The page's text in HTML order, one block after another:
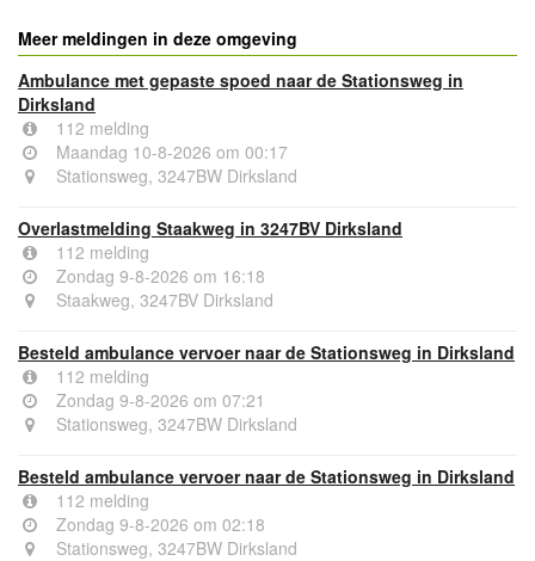
Meer meldingen in deze omgeving
Ambulance met gepaste spoed naar de Stationsweg in
Dirksland
112 melding
Maandag 10-8-2026 om 00:17
Stationsweg, 3247BW Dirksland
Overlastmelding Staakweg in 3247BV Dirksland
112 melding
Zondag 9-8-2026 om 16:18
Staakweg, 3247BV Dirksland
Besteld ambulance vervoer naar de Stationsweg in Dirksland
112 melding
Zondag 9-8-2026 om 07:21
Stationsweg, 3247BW Dirksland
Besteld ambulance vervoer naar de Stationsweg in Dirksland
112 melding
Zondag 9-8-2026 om 02:18
Stationsweg, 3247BW Dirksland